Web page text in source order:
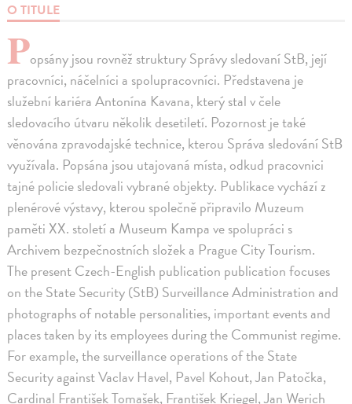
O TITULE
Popsány jsou rovněž struktury Správy sledovaní StB, její
pracovníci, náčelníci a spolupracovníci. Představena je
služební kariéra Antonína Kavana, který stal v čele
sledovacího útvaru několik desetiletí. Pozornost je také
věnována zpravodajské technice, kterou Správa sledování StB
využívala. Popsána jsou utajovaná místa, odkud pracovnici
tajné policie sledovali vybrané objekty. Publikace vychází z
plenérové výstavy, kterou společně připravilo Muzeum
paměti XX. století a Museum Kampa ve spolupráci s
Archivem bezpečnostních složek a Prague City Tourism.
The present Czech-English publication publication focuses
on the State Security (StB) Surveillance Administration and
photographs of notable personalities, important events and
places taken by its employees during the Communist regime.
For example, the surveillance operations of the State
Security against Vaclav Havel, Pavel Kohout, Jan Patočka,
Cardinal František Tomašek, František Kriegel, Jan Werich